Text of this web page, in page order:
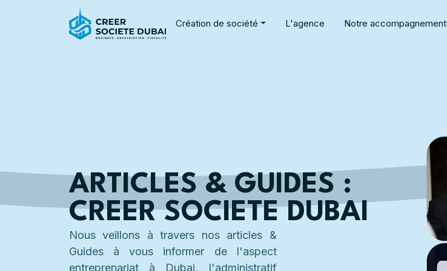
Création de société L'agence Notre accompagnement
ARTICLES & GUIDES :
CREER SOCIETE DUBAI
Nous veillons à travers nos articles &
Guides à vous informer de l'aspect
entreprenariat à Dubai, l'administratif